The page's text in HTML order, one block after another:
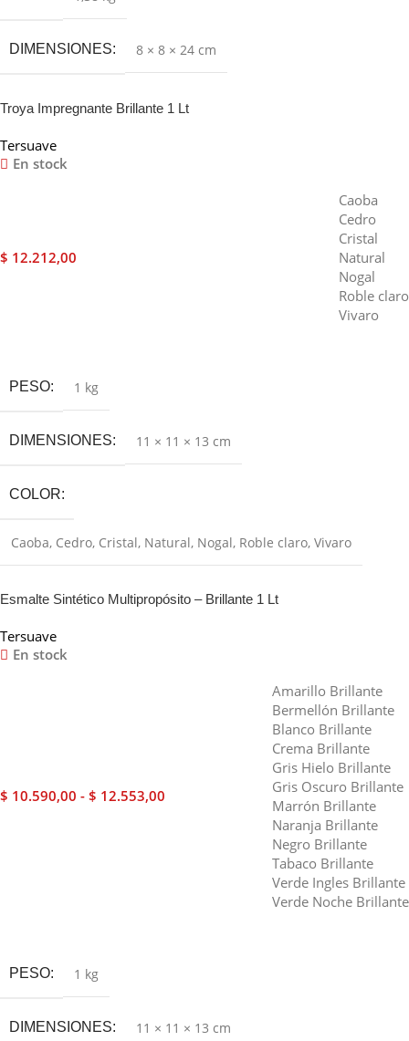
DIMENSIONES 8 × 8 × 24 cm
Troya Impregnante Brillante 1 Lt
Tersuave
En stock
$ 12.212,00
Caoba
Cedro
Cristal
Natural
Nogal
Roble claro
Vivaro
PESO 1 kg
DIMENSIONES 11 × 11 × 13 cm
COLOR
Caoba, Cedro, Cristal, Natural, Nogal, Roble claro, Vivaro
Esmalte Sintético Multipropósito – Brillante 1 Lt
Tersuave
En stock
$ 10.590,00 - $ 12.553,00
Amarillo Brillante
Bermellón Brillante
Blanco Brillante
Crema Brillante
Gris Hielo Brillante
Gris Oscuro Brillante
Marrón Brillante
Naranja Brillante
Negro Brillante
Tabaco Brillante
Verde Ingles Brillante
Verde Noche Brillante
PESO 1 kg
DIMENSIONES 11 × 11 × 13 cm